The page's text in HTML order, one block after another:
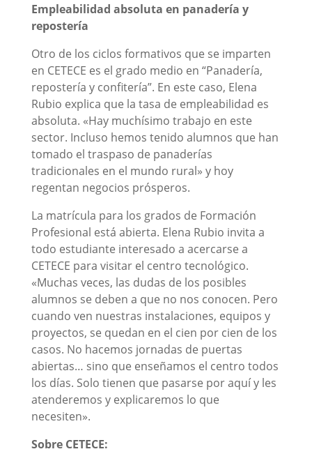
Empleabilidad absoluta en panadería y
repostería
Otro de los ciclos formativos que se imparten
en CETECE es el grado medio en “Panadería,
repostería y confitería”. En este caso, Elena
Rubio explica que la tasa de empleabilidad es
absoluta. «Hay muchísimo trabajo en este
sector. Incluso hemos tenido alumnos que han
tomado el traspaso de panaderías
tradicionales en el mundo rural» y hoy
regentan negocios prósperos.
La matrícula para los grados de Formación
Profesional está abierta. Elena Rubio invita a
todo estudiante interesado a acercarse a
CETECE para visitar el centro tecnológico.
«Muchas veces, las dudas de los posibles
alumnos se deben a que no nos conocen. Pero
cuando ven nuestras instalaciones, equipos y
proyectos, se quedan en el cien por cien de los
casos. No hacemos jornadas de puertas
abiertas… sino que enseñamos el centro todos
los días. Solo tienen que pasarse por aquí y les
atenderemos y explicaremos lo que
necesiten».
Sobre CETECE: